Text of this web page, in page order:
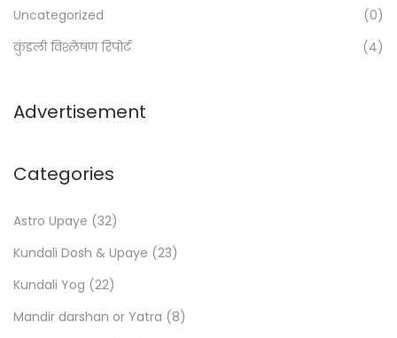
Uncategorized
(0)
कुंडली विश्लेषण रिपोर्ट
(4)
Advertisement
Categories
Astro Upaye (32)
Kundali Dosh & Upaye (23)
Kundali Yog (22)
Mandir darshan or Yatra (8)